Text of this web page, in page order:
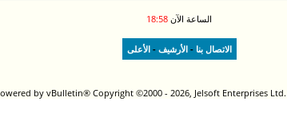
الساعة الآن 18:58
الاتصال بنا -الأرشيف -الأعلى
by vBulletin® Copyright ©2000 - 2026, Jelsoft Enterprises Ltd.